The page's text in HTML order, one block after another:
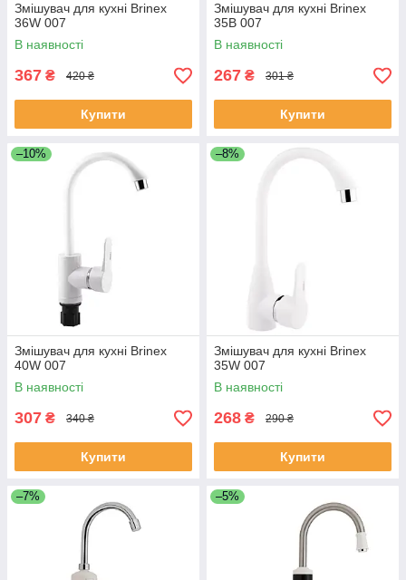
Змішувач для кухні Brinex
36W 007
В наявності
367 ₴ 420 ₴
Купити
Змішувач для кухні Brinex
35B 007
В наявності
267 ₴ 301 ₴
Купити
–10%
Змішувач для кухні Brinex
40W 007
В наявності
307 ₴ 340 ₴
Купити
–8%
Змішувач для кухні Brinex
35W 007
В наявності
268 ₴ 290 ₴
Купити
–7% –5%